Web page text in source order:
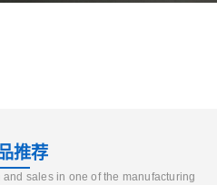
推荐
sales in one of the manufacturing